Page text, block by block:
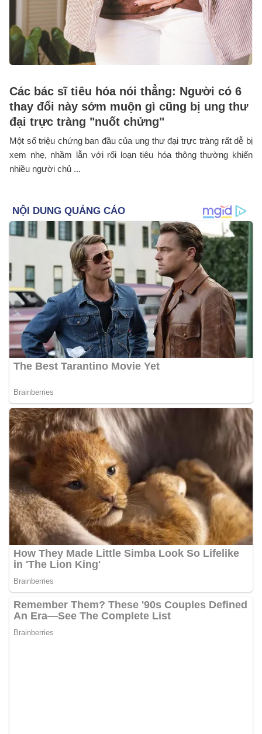
Các bác sĩ tiêu hóa nói thẳng: Người có 6
thay đổi này sớm muộn gì cũng bị ung thư
đại trực tràng "nuốt chửng"
Một số triệu chứng ban đầu của ung thư đại trực tràng rất dễ bị
xem nhẹ, nhầm lẫn với rối loạn tiêu hóa thông thường khiến
nhiều người chủ ...